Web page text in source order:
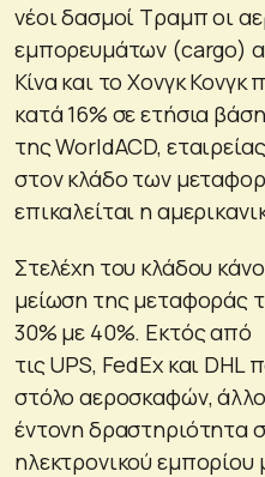
νέοι δασμοί Τραμπ οι
εμπορευμάτων (cargo)
Κίνα και το Χονγκ Κονγκ
κατά 16% σε ετήσια
της WorldACD,
στον κλάδο των
επικαλείται η
Στελέχη του κλάδου
μείωση της μεταφοράς
30% με 40%. Εκτός από
τις UPS, FedEx και DHL
στόλο αεροσκαφών,
έντονη δραστηριότητα
ηλεκτρονικού εμπορίου